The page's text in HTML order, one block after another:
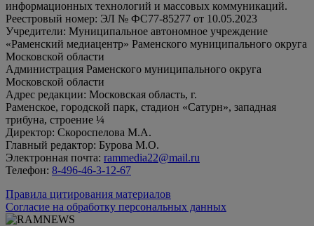
информационных технологий и массовых коммуникаций.
Реестровый номер: ЭЛ № ФС77-85277 от 10.05.2023
Учредители: Муниципальное автономное учреждение
«Раменский медиацентр» Раменского муниципального округа
Московской области
Администрация Раменского муниципального округа
Московской области
Адрес редакции: Московская область, г.
Раменское, городской парк, стадион «Сатурн», западная
трибуна, строение ¼
Директор: Скороспелова М.А.
Главный редактор: Бурова М.О.
Электронная почта: rammedia22@mail.ru
Телефон: 8-496-46-3-12-67
Правила цитирования материалов
Согласие на обработку персональных данных